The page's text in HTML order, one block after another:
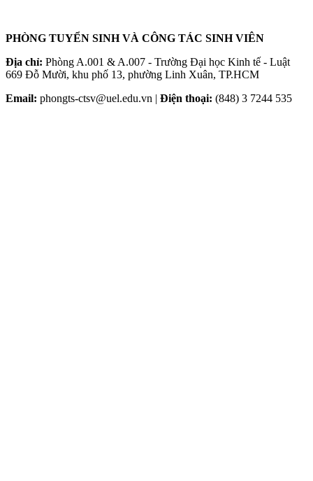
PHÒNG TUYỂN SINH VÀ CÔNG TÁC SINH VIÊN
Địa chỉ: Phòng A.001 & A.007 - Trường Đại học Kinh tế - Luật
669 Đỗ Mười, khu phố 13, phường Linh Xuân, TP.HCM
Email: phongts-ctsv@uel.edu.vn | Điện thoại: (848) 3 7244 535